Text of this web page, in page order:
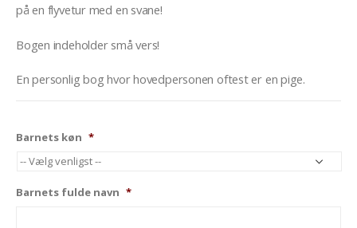
på en flyvetur med en svane!
Bogen indeholder små vers!
En personlig bog hvor hovedpersonen oftest er en pige.
Barnets køn *
Barnets fulde navn *